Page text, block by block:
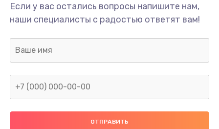
Если у вас остались вопросы напишите нам,
наши специалисты с радостью ответят вам!